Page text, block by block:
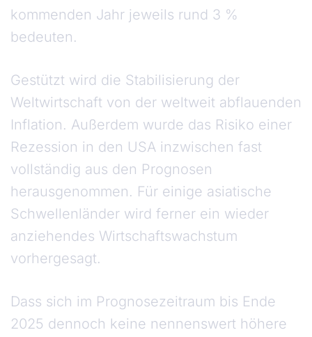
kommenden Jahr jeweils rund 3 %
bedeuten.
Gestützt wird die Stabilisierung der
Weltwirtschaft von der weltweit abflauenden
Inflation. Außerdem wurde das Risiko einer
Rezession in den USA inzwischen fast
vollständig aus den Prognosen
herausgenommen. Für einige asiatische
Schwellenländer wird ferner ein wieder
anziehendes Wirtschaftswachstum
vorhergesagt.
Dass sich im Prognosezeitraum bis Ende
2025 dennoch keine nennenswert höhere